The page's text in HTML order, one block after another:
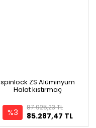
spinlock ZS Alüminyum
Halat kıstırmaç
%3 85.287,47 TL
87.925,23 TL